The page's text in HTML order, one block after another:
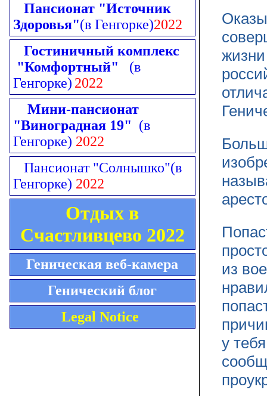
Пансионат "Источник
Здоровья"(в Генгорке)2022
Гостиничный комплекс
"Комфортный" (в
Генгорке) 2022
Мини-пансионат
"Виноградная 19" (в
Генгорке) 2022
Пансионат "Солнышко"(в
Генгорке) 2022
Отдых в
Счастливцево 2022
Геническая веб-камера
Генический блог
Legal Notice
из
у